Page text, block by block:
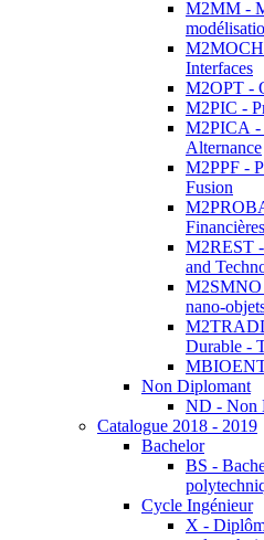
M2MM -
Interfaces
M2OPT -
M2PIC -
M2PICA -
Alternance
M2PPF -
Fusion
M2REST
and
M2SMNO
nano-
Durable -
Non Diplomant
ND - Non
Catalogue 2018 - 2019
Bachelor
BS -
Cycle Ingénieur
X -